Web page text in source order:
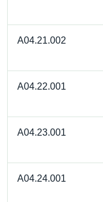
A04.21.002
A04.22.001
A04.23.001
A04.24.001